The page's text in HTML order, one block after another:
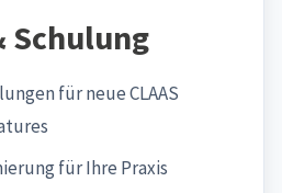
Schulung
für neue CLAAS
für Ihre Praxis